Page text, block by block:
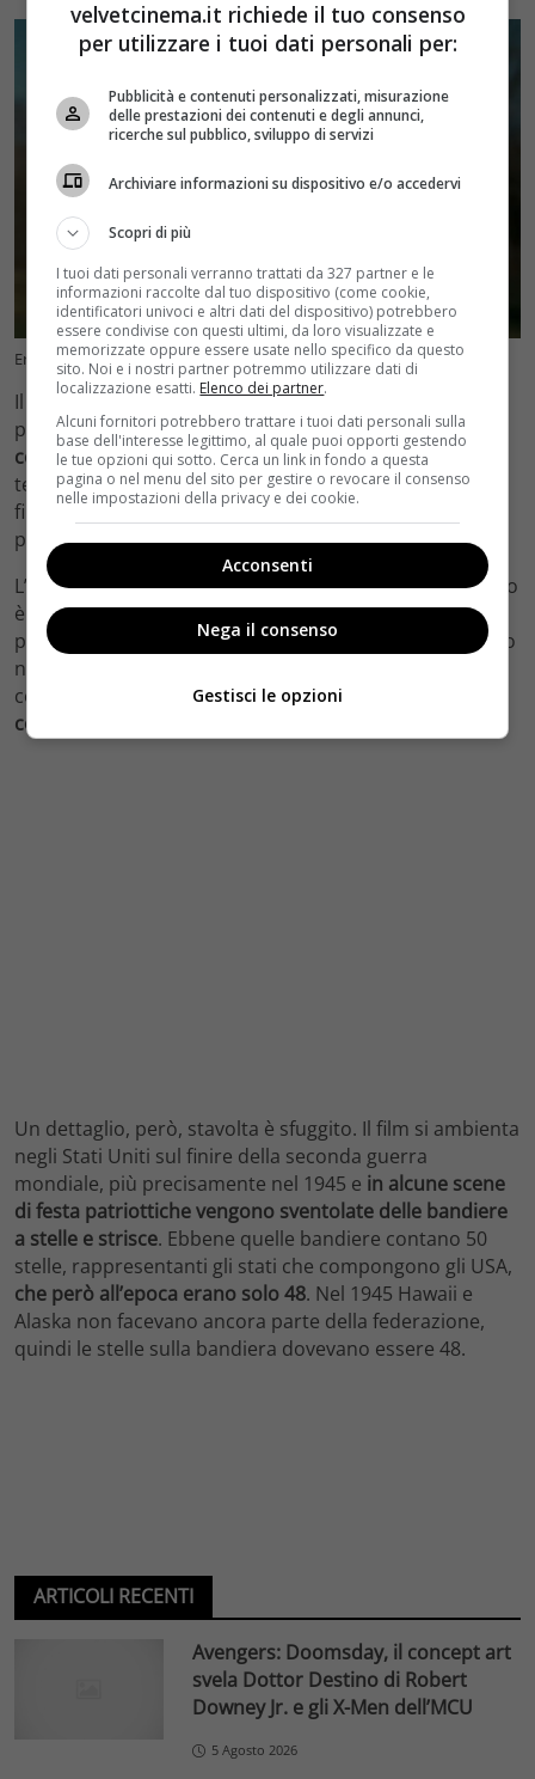
Errori in Oppenheimer (VelvetCinema.it)
Il film prende il punto di vista dello scienziato
protagonista per mostrarela sua graduale presa di
coscienzadel fatto che stanno costruendo un’arma
terrificante, capace, nel peggiore dei casi, di mettere
fine all’intero genere umano. La sua reazione questo
pensiero é ciò che guida l’intera pellicola.
L’attenzione di Nolan per i dettagli che mette a schermo
è ormai diventata un marchio di fabbrica. Online non si
perde occasione per puntualizzare su qualche dettaglio
nascosto in ogni inquadratura dei suoi film che mostra
come
Christopher Nolan sia sempre attento a tutto il
contesto storico, sociale e personale dei suoi film
Un dettaglio, però, stavolta è sfuggito. Il film si ambienta
negli Stati Uniti sul finire della seconda guerra
mondiale, più precisamente nel 1945 e in alcune scene
di festa patriottiche vengono sventolate delle bandiere
a stelle e strisce. Ebbene quelle bandiere contano 50
stelle, rappresentanti gli stati che compongono gli USA,
che però all’epoca erano solo 48. Nel 1945 Hawaii e
Alaska non facevano ancora parte della federazione,
quindi le stelle sulla bandiera dovevano essere 48.
ARTICOLI RECENTI
Avengers: Doomsday, il concept art
svela Dottor Destino di Robert
Downey Jr. e gli X-Men dell’MCU
5 Agosto 2026
velvetcinema.it richiede il tuo consenso
per utilizzare i tuoi dati personali per:
Pubblicità e contenuti personalizzati, misurazione
delle prestazioni dei contenuti e degli annunci,
ricerche sul pubblico, sviluppo di servizi
Archiviare informazioni su dispositivo e/o accedervi
Scopri di più
I tuoi dati personali verranno trattati da 327 partner e le
informazioni raccolte dal tuo dispositivo (come cookie,
identificatori univoci e altri dati del dispositivo) potrebbero
essere condivise con questi ultimi, da loro visualizzate e
memorizzate oppure essere usate nello specifico da questo
sito. Noi e i nostri partner potremmo utilizzare dati di
localizzazione esatti. Elenco dei partner.
Alcuni fornitori potrebbero trattare i tuoi dati personali sulla
base dell'interesse legittimo, al quale puoi opporti gestendo
le tue opzioni qui sotto. Cerca un link in fondo a questa
pagina o nel menu del sito per gestire o revocare il consenso
nelle impostazioni della privacy e dei cookie.
Acconsenti
Nega il consenso
Gestisci le opzioni